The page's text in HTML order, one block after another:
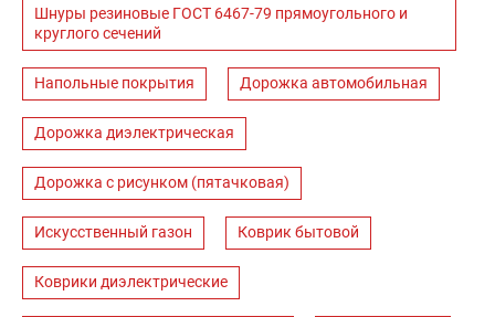
Шнуры резиновые ГОСТ 6467-79 прямоугольного и
круглого сечений
Напольные покрытия Дорожка автомобильная
Дорожка диэлектрическая
Дорожка с рисунком (пятачковая)
Искусственный газон Коврик бытовой
Коврики диэлектрические